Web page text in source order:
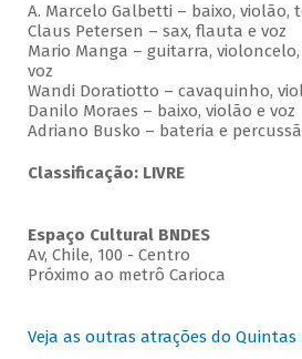
A. Marcelo Galbetti – baixo, violão,
Claus Petersen – sax, flauta e voz
Mario Manga – guitarra,
voz
Wandi Doratiotto – cavaquinho,
Danilo Moraes – baixo, violão e voz
Adriano Busko – bateria e
Classificação: LIVRE
Espaço Cultural BNDES
Av, Chile, 100 - Centro
Próximo ao metrô Carioca
Veja as outras atrações do Quintas